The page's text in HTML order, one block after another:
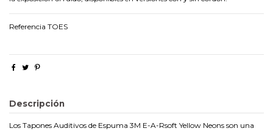
Referencia TOES
Descripción
Los Tapones Auditivos de Espuma 3M E-A-Rsoft Yellow Neons son una